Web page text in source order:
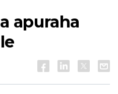
apuraha